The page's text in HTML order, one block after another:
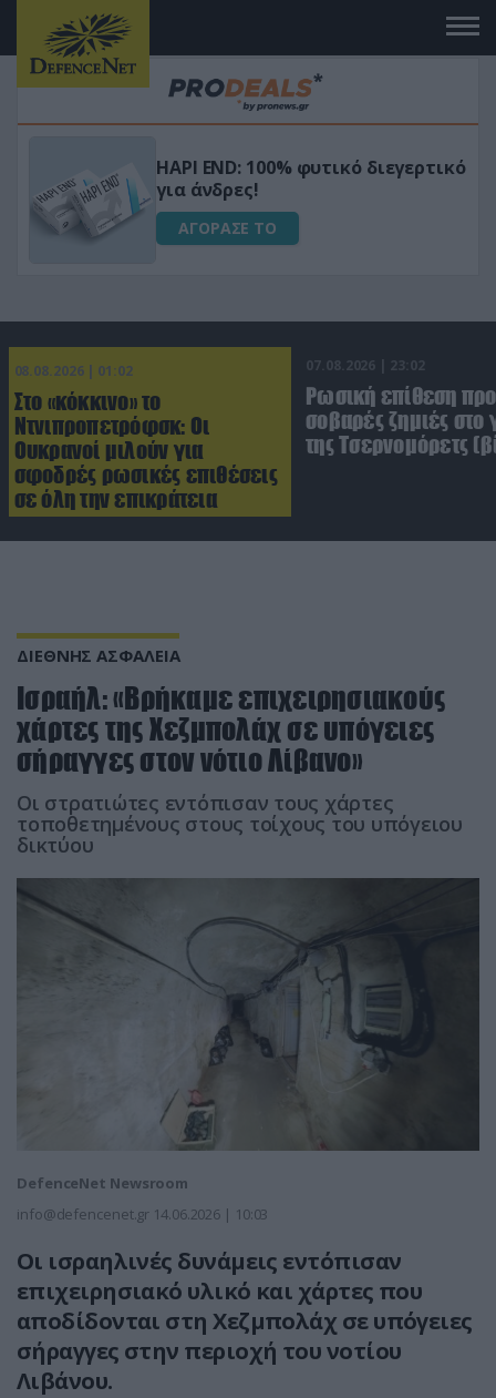
Μεταμόρφωσε τον κήπο σου με το
Ultra Box Μίνι Αλυσοπρίονο με
μπαταρία λιθίου
ΑΓΟΡΑΣΕ ΤΟ
08.08.2026 | 01:02
Στο «κόκκινο» το
Ντνιπροπετρόφσκ: Οι
Ουκρανοί μιλούν για
σφοδρές ρωσικές επιθέσεις
σε όλη την επικράτεια
07.08.2026 | 23:02
Ρωσική επίθεση
σοβαρές ζημιές στο
της Τσερνομόρετς
ΔΙΕΘΝΗΣ ΑΣΦΑΛΕΙΑ
Ισραήλ: «Βρήκαμε επιχειρησιακούς
χάρτες της Χεζμπολάχ σε υπόγειες
σήραγγες στον νότιο Λίβανο»
Οι στρατιώτες εντόπισαν τους χάρτες
τοποθετημένους στους τοίχους του υπόγειου
δικτύου
DefenceNet Newsroom
info@defencenet.gr 14.06.2026 | 10:03
Οι ισραηλινές δυνάμεις εντόπισαν
επιχειρησιακό υλικό και χάρτες που
αποδίδονται στη Χεζμπολάχ σε υπόγειες
σήραγγες στην περιοχή του νοτίου
Λιβάνου.